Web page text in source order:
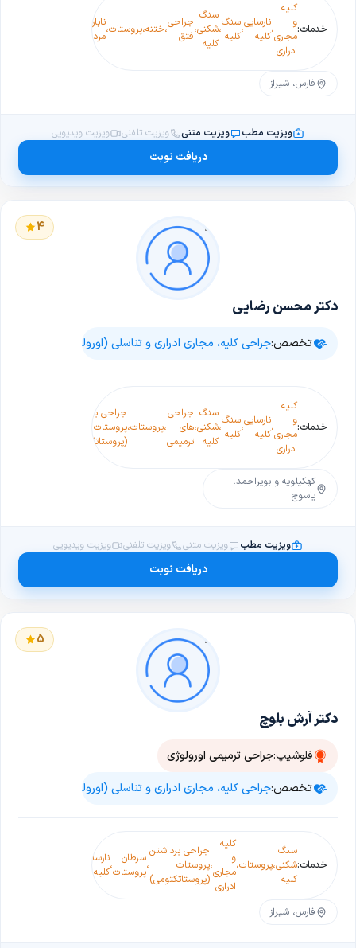
خدمات:
کلیه
و
مجاری
ادراری
،نارسایی
کلیه
،سنگ
کلیه ،
سنگ
شکنی
کلیه
،جراحی
فتق
،ختنه،پروستات،ناباروری
مردان
فارس، شیراز
ویزیت مطب ویزیت متنی ویزیت تلفنی ویزیت ویدیویی
دریافت نوبت
4
دکتر محسن رضایی
تخصص:جراحی کلیه، مجاری ادراری و تناسلی (اورولوژی)
خدمات:
کلیه
و
مجاری
ادراری
،نارسایی
کلیه
،سنگ
کلیه ،
سنگ
شکنی
کلیه
،
جراحی
های
ترمیمی
،پروستات،
جراحی برداشتن
پروستات
(پروستاتکتومی)
کهکیلویه و بویراحمد،
یاسوج
ویزیت مطب ویزیت متنی ویزیت تلفنی ویزیت ویدیویی
دریافت نوبت
5
دکتر آرش بلوچ
فلوشیپ:جراحی ترمیمی اورولوژی
تخصص:جراحی کلیه، مجاری ادراری و تناسلی (اورولوژی)
خدمات:
سنگ
شکنی
کلیه
،پروستات،
کلیه
و
مجاری
ادراری
،
جراحی برداشتن
پروستات
(پروستاتکتومی)
،سرطان
پروستات،نارسایی
کلیه
فارس، شیراز